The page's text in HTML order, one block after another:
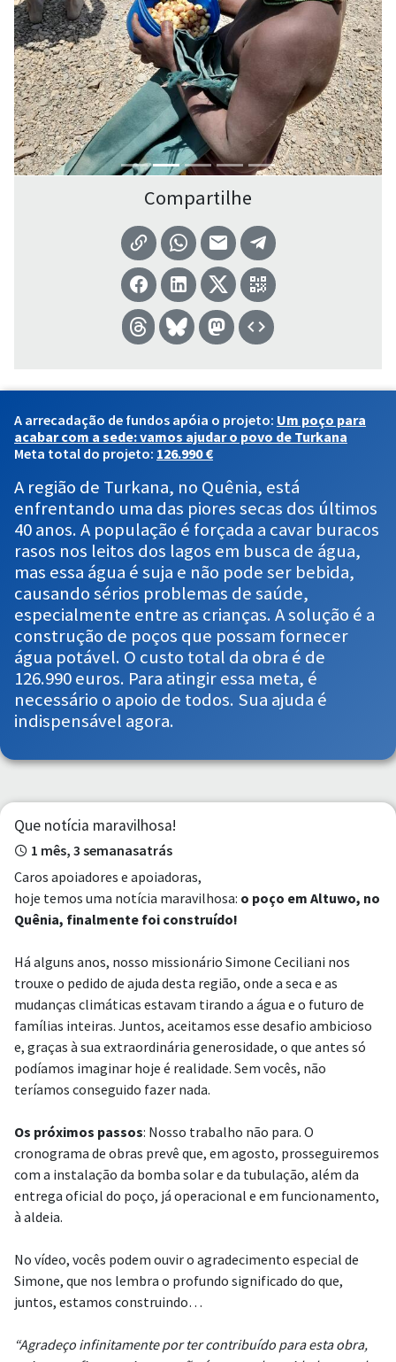
Compartilhe
A arrecadação de fundos apóia o projeto: Um poço para
acabar com a sede: vamos ajudar o povo de Turkana
Meta total do projeto: 126.990 €
A região de Turkana, no Quênia, está
enfrentando uma das piores secas dos últimos
40 anos. A população é forçada a cavar buracos
rasos nos leitos dos lagos em busca de água,
mas essa água é suja e não pode ser bebida,
causando sérios problemas de saúde,
especialmente entre as crianças. A solução é a
construção de poços que possam fornecer
água potável. O custo total da obra é de
126.990 euros. Para atingir essa meta, é
necessário o apoio de todos. Sua ajuda é
indispensável agora.
Que notícia maravilhosa!
1 mês, 3 semanasatrás
Caros apoiadores e apoiadoras,
hoje temos uma notícia maravilhosa: o poço em Altuwo, no
Quênia, finalmente foi construído!
Há alguns anos, nosso missionário Simone Ceciliani nos
trouxe o pedido de ajuda desta região, onde a seca e as
mudanças climáticas estavam tirando a água e o futuro de
famílias inteiras. Juntos, aceitamos esse desafio ambicioso
e, graças à sua extraordinária generosidade, o que antes só
podíamos imaginar hoje é realidade. Sem vocês, não
teríamos conseguido fazer nada.
Os próximos passos: Nosso trabalho não para. O
cronograma de obras prevê que, em agosto, prosseguiremos
com a instalação da bomba solar e da tubulação, além da
entrega oficial do poço, já operacional e em funcionamento,
à aldeia.
No vídeo, vocês podem ouvir o agradecimento especial de
Simone, que nos lembra o profundo significado do que,
juntos, estamos construindo…
“Agradeço infinitamente por ter contribuído para esta obra,